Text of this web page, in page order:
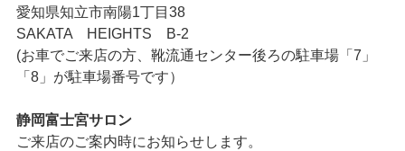
愛知県知立市南陽1丁目38
SAKATA HEIGHTS B-2
(お車でご来店の方、靴流通センター後ろの駐車場「7」
「8」が駐車場番号です）
静岡富士宮サロン
ご来店のご案内時にお知らせします。